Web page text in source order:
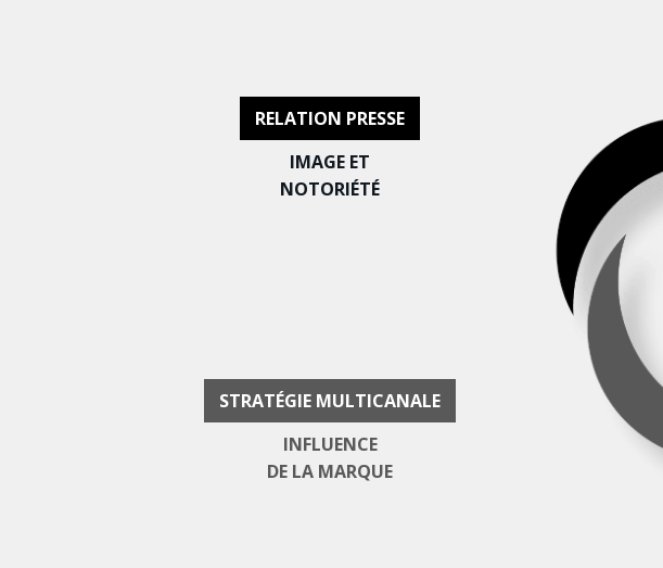
RELATION PRESSE
IMAGE ET
NOTORIÉTÉ
STRATÉGIE MULTICANALE
INFLUENCE
DE LA MARQUE